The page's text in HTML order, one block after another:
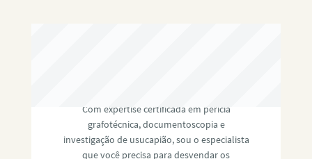
Com expertise certificada em perícia
grafotécnica, documentoscopia e
investigação de usucapião, sou o especialista
que você precisa para desvendar os